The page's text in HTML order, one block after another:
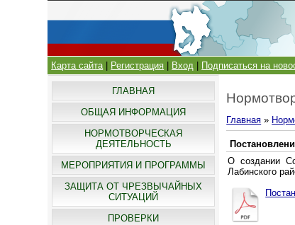
Карта сайта| Регистрация Вход Подписаться на
ГЛАВНАЯ
ОБЩАЯ ИНФОРМАЦИЯ
НОРМОТВОРЧЕСКАЯ
ДЕЯТЕЛЬНОСТЬ
МЕРОПРИЯТИЯ И ПРОГРАММЫ
ЗАЩИТА ОТ ЧРЕЗВЫЧАЙНЫХ
СИТУАЦИЙ
ПРОВЕРКИ
Главная »
О создании
Лабинского